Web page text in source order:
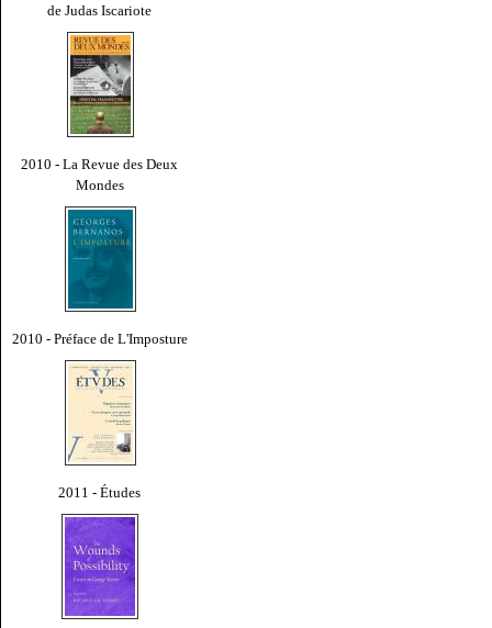
de Judas Iscariote
2010 - La Revue des Deux
Mondes
2010 - Préface de L'Imposture
2011 - Études